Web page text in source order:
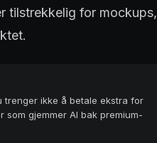
tilstrekkelig for mockups,
trenger ikke å betale ekstra for
gjemmer AI bak premium-